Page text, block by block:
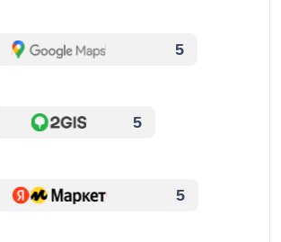
5
5
5